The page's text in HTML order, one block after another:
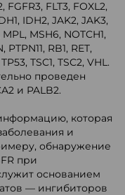
FGFR3, FLT3, FOXL2,
IDH2, JAK2, JAK3,
MSH6, NOTCH1,
RB1, RET,
TSC1, TSC2, VHL.
проведен
и PALB2.
которая
и
обнаружение
при
основанием
— ингибиторов